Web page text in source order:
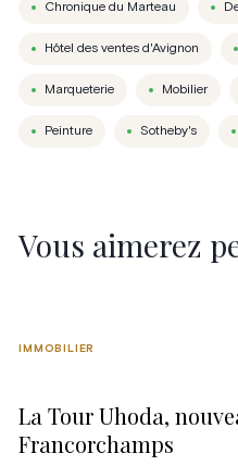
Chronique du Marteau
Hôtel des ventes d'Avignon
Marqueterie Mobilier
Peinture Sotheby's
Vous aimerez
La Tour Uhoda,
Francorchamps
IMMOBILIER